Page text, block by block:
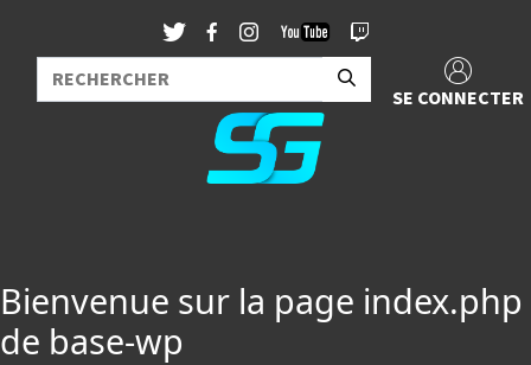
SE CONNECTER
Bienvenue sur la page index.php
de base-wp